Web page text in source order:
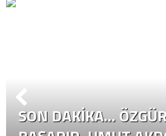
SON DAKİKA…